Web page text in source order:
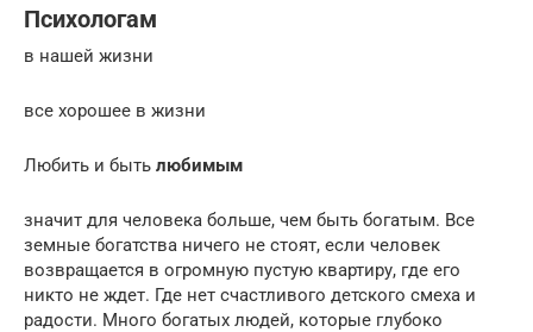
Психологам
в нашей жизни
все хорошее в жизни
Любить и быть любимым
значит для человека больше, чем быть богатым. Все
земные богатства ничего не стоят, если человек
возвращается в огромную пустую квартиру, где его
никто не ждет. Где нет счастливого детского смеха и
радости. Много богатых людей, которые глубоко